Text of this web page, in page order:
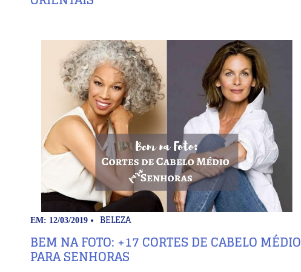
EM: 12/03/2019 BELEZA
BEM NA FOTO: +17 CORTES DE CABELO MÉDIO
PARA SENHORAS